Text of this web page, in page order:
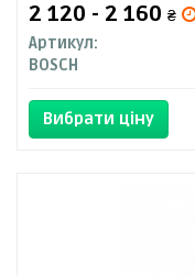
2 120 - 2 160 ₴
Артикул:
BOSCH
Вибрати ціну